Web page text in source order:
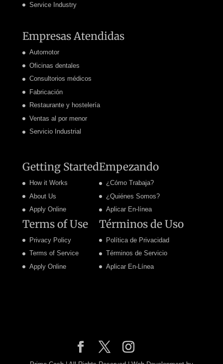
Service Industry
Empresas Atendidas
Automotor
Oficinas dentales
Consultorios médicos
Fabricación
Restaurante y hostelería
Ventas al por menor
Servicio Industrial
Getting Started
How it Works
About Us
Apply Online
Terms of Use
Privacy Policy
Terms of Service
Apply Online
Empezando
¿Cómo Trabaja?
¿Quiénes Somos?
Aplicar En-línea
Términos de Uso
Política de Privacidad
Términos de Servicio
Aplicar En-Línea